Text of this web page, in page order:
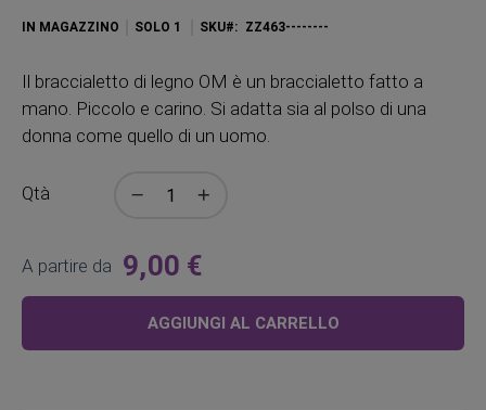
IN MAGAZZINO SOLO 1 SKU ZZ463--------
Il braccialetto di legno OM è un braccialetto fatto a
mano. Piccolo e carino. Si adatta sia al polso di una
donna come quello di un uomo.
Qtà
A partire da 9,00 €
AGGIUNGI AL CARRELLO